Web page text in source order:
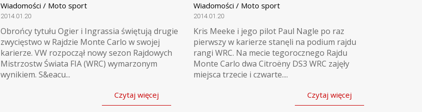
Wiadomości / Moto sport
2014.01.20
Obrońcy tytułu Ogier i Ingrassia świętują drugie
zwycięstwo w Rajdzie Monte Carlo w swojej
karierze. VW rozpoczął nowy sezon Rajdowych
Mistrzostw Świata FIA (WRC) wymarzonym
wynikiem. S&eacu...
Czytaj więcej
Wiadomości / Moto sport
2014.01.20
Kris Meeke i jego pilot Paul Nagle po raz
pierwszy w karierze stanęli na podium rajdu
rangi WRC. Na mecie tegorocznego Rajdu
Monte Carlo dwa Citroëny DS3 WRC zajęły
miejsca trzecie i czwarte....
Czytaj więcej